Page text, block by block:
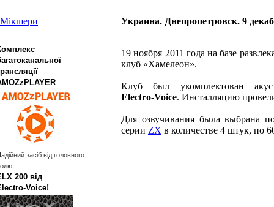
Мікшери
засіб від головного
200 від
Украина. Днепропетровск. 9
19 ноября 2011 года на базе
клуб «Хамелеон».
Клуб был укомплектован
Electro‑Voice. Инсталляцию
Для озвучивания была выбрана
серии ZX в количестве 4 штук, по